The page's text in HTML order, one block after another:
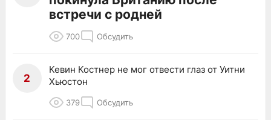
встречи с родней
700 Обсудить
2
Кевин Костнер не мог отвести глаз от Уитни
Хьюстон
379 Обсудить